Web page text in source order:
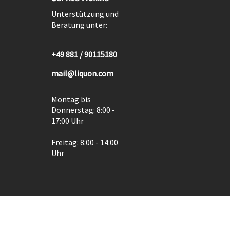
Unterstützung und
Beratung unter:
+49 881 / 90115180
mail@liquon.com
Montag bis
Donnerstag: 8:00 -
17:00 Uhr
Freitag: 8:00 - 14:00
Uhr